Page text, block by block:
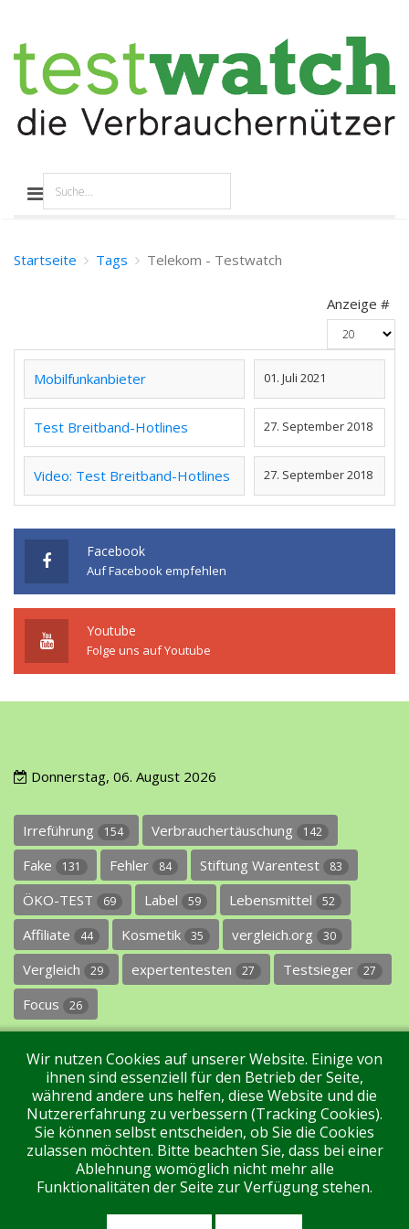
Startseite Tags Telekom - Testwatch
Anzeige #
Mobilfunkanbieter 01. Juli 2021
Test Breitband-Hotlines 27. September 2018
Video: Test Breitband-Hotlines 27. September 2018
Facebook
Auf Facebook empfehlen
Youtube
Folge uns auf Youtube
Donnerstag, 06. August 2026
Irreführung 154 Verbrauchertäuschung 142
Fake 131 Fehler 84 Stiftung Warentest 83
ÖKO-TEST 69 Label 59 Lebensmittel 52
Affiliate 44 Kosmetik 35 vergleich.org 30
Vergleich 29 expertentesten 27 Testsieger 27
Focus 26
Impressum Datenschutz Über uns Kontakt
Tags Unterstützen Sie uns! Login
Wir nutzen Cookies auf unserer Website. Einige von
ihnen sind essenziell für den Betrieb der Seite,
während andere uns helfen, diese Website und die
Nutzererfahrung zu verbessern (Tracking Cookies).
Sie können selbst entscheiden, ob Sie die Cookies
zulassen möchten. Bitte beachten Sie, dass bei einer
Ablehnung womöglich nicht mehr alle
Funktionalitäten der Seite zur Verfügung stehen.